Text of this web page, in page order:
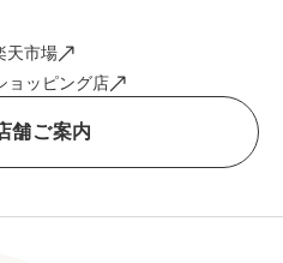
天市場
ョッピング店
舗ご案内